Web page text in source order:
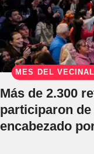
MES DEL
Más de 2.300
participaron
encabezado